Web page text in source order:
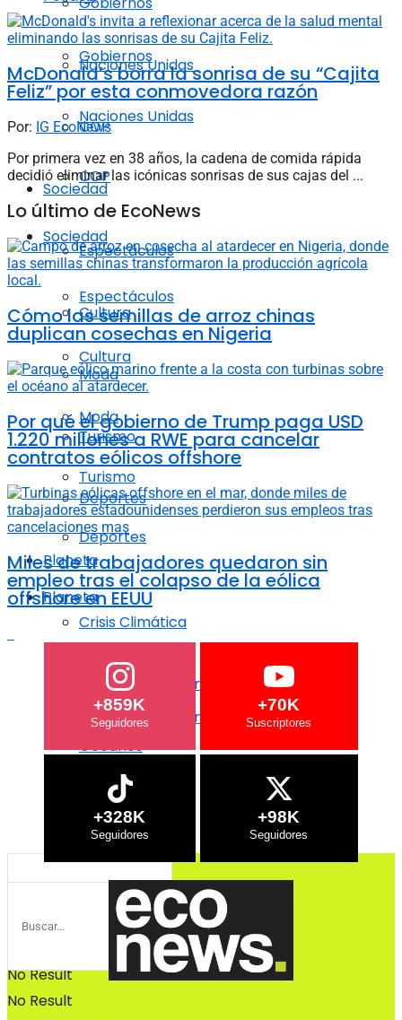
Naciones Unidas
COP
Sociedad
Espectáculos
Cultura
Moda
Turismo
Deportes
Planeta
Crisis Climática
Agricultura regenerativa
Océanos
Bosques
No Result
Gobiernos
Naciones Unidas
COP
Sociedad
Espectáculos
Cultura
Moda
Turismo
Deportes
Planeta
Crisis Climática
Agricultura regenerativa
Océanos
Bosques
No Result
McDonald’s borra la sonrisa de su “Cajita
Feliz” por esta conmovedora razón
Por: IG EcoNews
Por primera vez en 38 años, la cadena de comida rápida
decidió eliminar las icónicas sonrisas de sus cajas del ...
Lo último de EcoNews
Cómo las semillas de arroz chinas
duplican cosechas en Nigeria
Por qué el gobierno de Trump paga USD
1.220 millones a RWE para cancelar
contratos eólicos offshore
Miles de trabajadores quedaron sin
empleo tras el colapso de la eólica
offshore en EEUU
+859K +70K
+328K +98K